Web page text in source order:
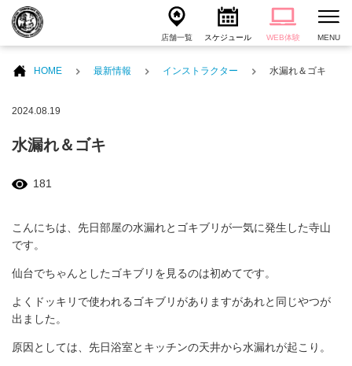
店舗一覧 スケジュール WEB体験 MENU
HOME 最新情報 インストラクター 水漏れ＆ゴキ
2024.08.19
水漏れ＆ゴキ
181
こんにちは、先日部屋の水漏れとゴキブリが一気に発生した寺山
です。
仙台でちゃんとしたゴキブリを見るのは初めてです。
よくドッキリで使われるゴキブリがありますがあれと同じやつが
出ました。
原因としては、先日浴室とキッチンの天井から水漏れが起こり。